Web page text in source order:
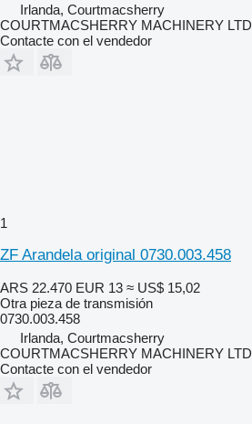
Irlanda, Courtmacsherry
COURTMACSHERRY MACHINERY LTD
Contacte con el vendedor
1
ZF Arandela original 0730.003.458
ARS 22.470 EUR 13 ≈ US$ 15,02
Otra pieza de transmisión
0730.003.458
Irlanda, Courtmacsherry
COURTMACSHERRY MACHINERY LTD
Contacte con el vendedor